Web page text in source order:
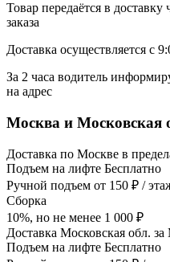
Товар передаётся в
заказа
Доставка осуществляется с
За 2 часа водитель
на адрес
Москва и Московская
Доставка по Москве в
Подъем на лифте Бесплатно
Ручной подъем от 150 ₽ /
Сборка
10%, но не менее 1 000 ₽
Доставка Московская обл.
Подъем на лифте Бесплатно